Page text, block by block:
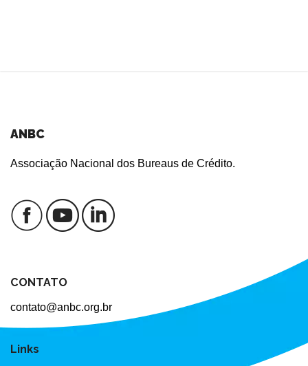
ANBC
Associação Nacional dos Bureaus de Crédito.
CONTATO
contato@anbc.org.br
Links